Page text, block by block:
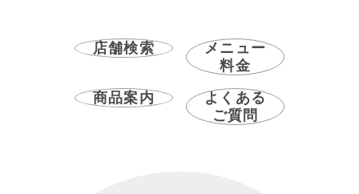
店舗検索
メニュー
料金
商品案内
よくある
ご質問